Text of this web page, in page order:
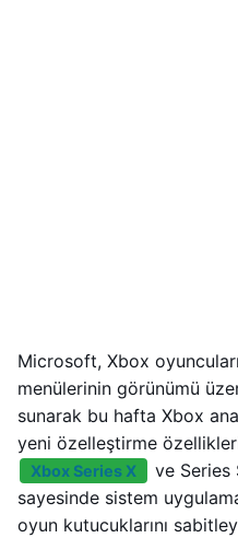
Microsoft, Xbox
menülerinin görünümü
sunarak bu hafta Xbox
yeni özelleştirme
Xbox Series X
ve Series
sayesinde sistem
oyun kutucuklarını